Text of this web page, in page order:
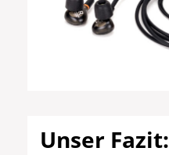
Unser Fazit: